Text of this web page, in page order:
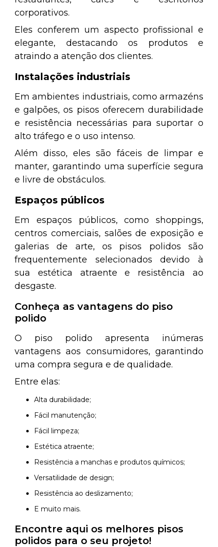
corporativos.
Eles conferem um aspecto profissional e
elegante, destacando os produtos e
atraindo a atenção dos clientes.
Instalações industriais
Em ambientes industriais, como armazéns
e galpões, os pisos oferecem durabilidade
e resistência necessárias para suportar o
alto tráfego e o uso intenso.
Além disso, eles são fáceis de limpar e
manter, garantindo uma superfície segura
e livre de obstáculos.
Espaços públicos
Em espaços públicos, como shoppings,
centros comerciais, salões de exposição e
galerias de arte, os pisos polidos são
frequentemente selecionados devido à
sua estética atraente e resistência ao
desgaste.
Conheça as vantagens do piso
polido
O piso polido apresenta inúmeras
vantagens aos consumidores, garantindo
uma compra segura e de qualidade.
Entre elas:
Alta durabilidade;
Fácil manutenção;
Fácil limpeza;
Estética atraente;
Resistência a manchas e produtos químicos;
Versatilidade de design;
Resistência ao deslizamento;
e muito mais.
Encontre aqui os melhores pisos
polidos para o seu projeto!